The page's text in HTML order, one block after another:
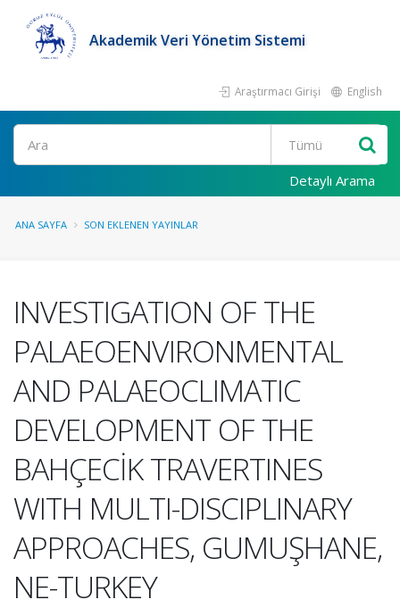
Akademik Veri Yönetim Sistemi
Araştırmacı Girişi English
Ara
Detaylı Arama
ANA SAYFA SON EKLENEN YAYINLAR
INVESTIGATION OF THE
PALAEOENVIRONMENTAL
AND PALAEOCLIMATIC
DEVELOPMENT OF THE
BAHÇECİK TRAVERTINES
WITH MULTI-DISCIPLINARY
APPROACHES, GUMUŞHANE,
NE-TURKEY